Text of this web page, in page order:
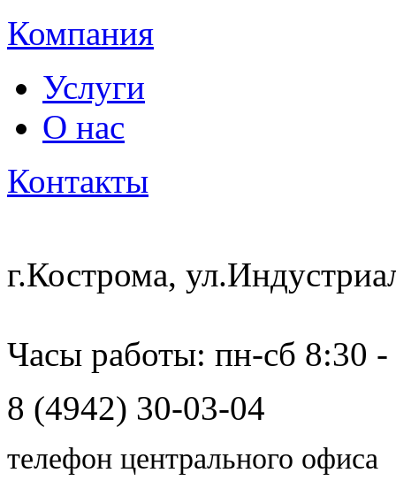
Компания
Услуги
О нас
Контакты
г.Кострома,
Часы работы: пн-сб 8:30
8 (4942) 30-03-04
телефон центрального офиса